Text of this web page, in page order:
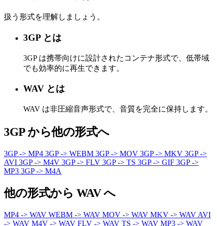
扱う形式を理解しましょう。
3GP とは
3GP は携帯向けに設計されたコンテナ形式で、低帯域
でも効率的に再生できます。
WAV とは
WAV は非圧縮音声形式で、音質を完全に保持します。
3GP から他の形式へ
3GP -> MP4 3GP -> WEBM 3GP -> MOV 3GP -> MKV 3GP ->
AVI 3GP -> M4V 3GP -> FLV 3GP -> TS 3GP -> GIF 3GP ->
MP3 3GP -> M4A
他の形式から WAV へ
MP4 -> WAV WEBM -> WAV MOV -> WAV MKV -> WAV AVI
-> WAV M4V -> WAV FLV -> WAV TS -> WAV MP3 -> WAV